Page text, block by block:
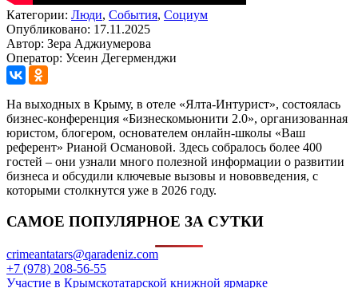
Категории: Люди, События, Социум
Опубликовано: 17.11.2025
Автор: Зера Аджиумерова
Оператор: Усеин Дегерменджи
На выходных в Крыму, в отеле «Ялта-Интурист», состоялась
бизнес-конференция «Бизнескомьюнити 2.0», организованная
юристом, блогером, основателем онлайн-школы «Ваш
референт» Рианой Османовой. Здесь собралось более 400
гостей – они узнали много полезной информации о развитии
бизнеса и обсудили ключевые вызовы и нововведения, с
которыми столкнутся уже в 2026 году.
САМОЕ ПОПУЛЯРНОЕ ЗА СУТКИ
crimeantatars@qaradeniz.com
+7 (978) 208-56-55
Участие в Крымскотатарской книжной ярмарке